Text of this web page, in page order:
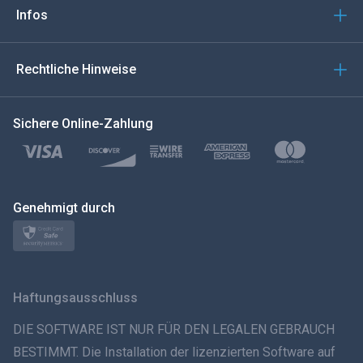
Türkçe
Polski
日本
ภาษาไทย
Infos
Rechtliche Hinweise
Sichere Online-Zahlung
Genehmigt durch
Haftungsausschluss
DIE SOFTWARE IST NUR FÜR DEN LEGALEN GEBRAUCH
BESTIMMT. Die Installation der lizenzierten Software auf